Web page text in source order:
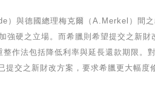
德國總理梅克爾（A.Merkel）間之
硬之立場。而希臘則希望提交之新
作法包括降低利率與延長還款期限。
交之新財改方案，要求希臘更大幅